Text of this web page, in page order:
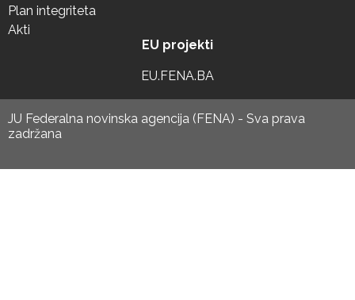
Plan integriteta
Akti
EU projekti
EU.FENA.BA
JU Federalna novinska agencija (FENA) - Sva prava
zadržana